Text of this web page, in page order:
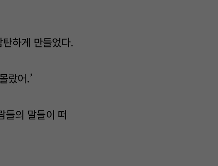
하게 만들었다.
랐어.’
들의 말들이 떠